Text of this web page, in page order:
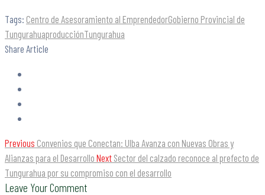
Tags: Centro de Asesoramiento al EmprendedorGobierno Provincial de
TungurahuaproducciónTungurahua
Share Article
Previous Convenios que Conectan: Ulba Avanza con Nuevas Obras y
Alianzas para el Desarrollo Next Sector del calzado reconoce al prefecto de
Tungurahua por su compromiso con el desarrollo
Leave Your Comment